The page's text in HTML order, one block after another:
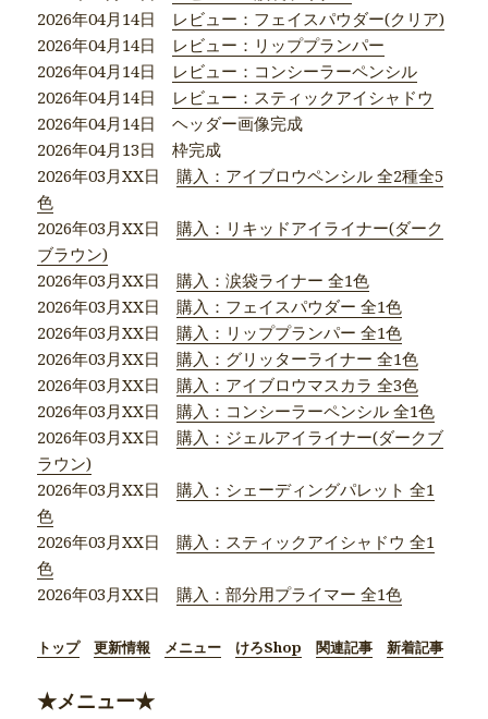
2026年04月14日 レビュー：フェイスパウダー(クリア)
2026年04月14日 レビュー：リッププランパー
2026年04月14日 レビュー：コンシーラーペンシル
2026年04月14日 レビュー：スティックアイシャドウ
2026年04月14日 ヘッダー画像完成
2026年04月13日 枠完成
2026年03月XX日購入：アイブロウペンシル 全2種全5
色
2026年03月XX日購入：リキッドアイライナー(ダーク
ブラウン)
2026年03月XX日購入：涙袋ライナー 全1色
2026年03月XX日購入：フェイスパウダー 全1色
2026年03月XX日購入：リッププランパー 全1色
2026年03月XX日購入：グリッターライナー 全1色
2026年03月XX日購入：アイブロウマスカラ 全3色
2026年03月XX日購入：コンシーラーペンシル 全1色
2026年03月XX日購入：ジェルアイライナー(ダークブ
ラウン)
2026年03月XX日購入：シェーディングパレット 全1
色
2026年03月XX日購入：スティックアイシャドウ 全1
色
2026年03月XX日購入：部分用プライマー 全1色
トップ 更新情報 メニュー けろShop 関連記事 新着記事
★メニュー★